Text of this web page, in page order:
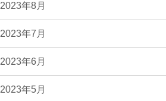
2023年8月
2023年7月
2023年6月
2023年5月